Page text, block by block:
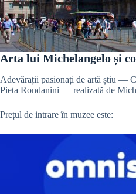
Arta lui Michelangelo și
Adevărații pasionați de artă știu —
Pieta Rondanini — realizată de
Prețul de intrare în muzee este: